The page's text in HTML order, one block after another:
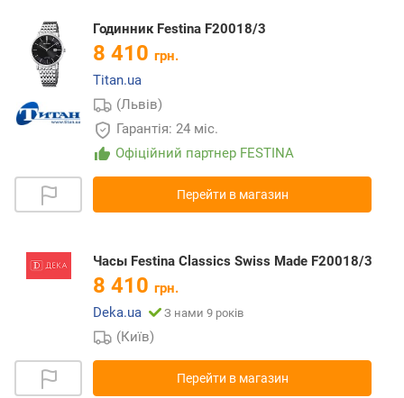
Годинник Festina F20018/3
8 410 грн.
Titan.ua
(Львів)
Гарантія: 24 міс.
Офіційний партнер FESTINA
Перейти в магазин
Часы Festina Classics Swiss Made F20018/3
8 410 грн.
Deka.ua
З нами 9 років
(Київ)
Перейти в магазин